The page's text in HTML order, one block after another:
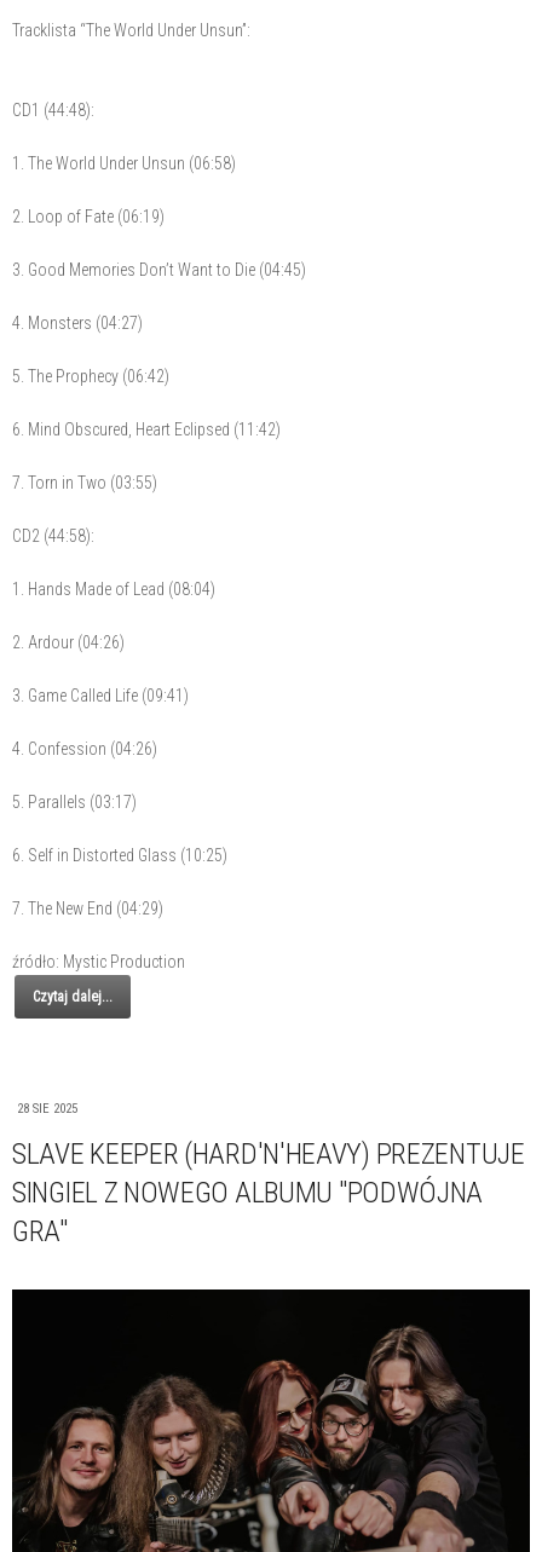
Tracklista “The World Under Unsun”:
CD1 (44:48):
1. The World Under Unsun (06:58)
2. Loop of Fate (06:19)
3. Good Memories Don’t Want to Die (04:45)
4. Monsters (04:27)
5. The Prophecy (06:42)
6. Mind Obscured, Heart Eclipsed (11:42)
7. Torn in Two (03:55)
CD2 (44:58):
1. Hands Made of Lead (08:04)
2. Ardour (04:26)
3. Game Called Life (09:41)
4. Confession (04:26)
5. Parallels (03:17)
6. Self in Distorted Glass (10:25)
7. The New End (04:29)
źródło: Mystic Production
Czytaj dalej...
28 SIE 2025
SLAVE KEEPER (HARD'N'HEAVY) PREZENTUJE
SINGIEL Z NOWEGO ALBUMU "PODWÓJNA
GRA"